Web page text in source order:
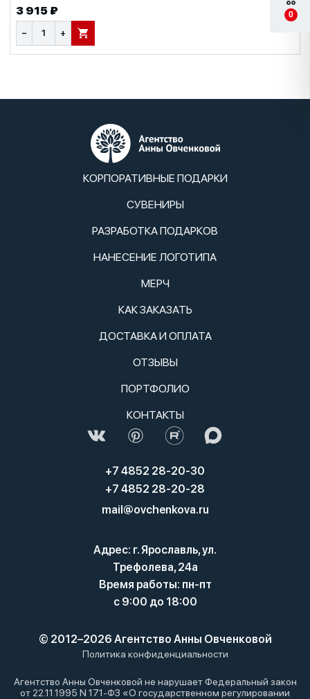
3 915 ₽
− + В КОРЗИНУ
КОРПОРАТИВНЫЕ ПОДАРКИ
СУВЕНИРЫ
РАЗРАБОТКА ПОДАРКОВ
НАНЕСЕНИЕ ЛОГОТИПА
МЕРЧ
КАК ЗАКАЗАТЬ
ДОСТАВКА И ОПЛАТА
ОТЗЫВЫ
ПОРТФОЛИО
КОНТАКТЫ
+7 4852 28-20-30
+7 4852 28-20-28
mail@ovchenkova.ru
Адрес: г. Ярославль, ул.
Трефолева, 24а
Время работы: пн-пт
с 9:00 до 18:00
Политика конфиденциальности
© 2012–2026 Агентство Анны Овченковой
Агентство Анны Овченковой не нарушает Федеральный закон
от 22.11.1995 N 171-ФЗ «О государственном регулировании
0